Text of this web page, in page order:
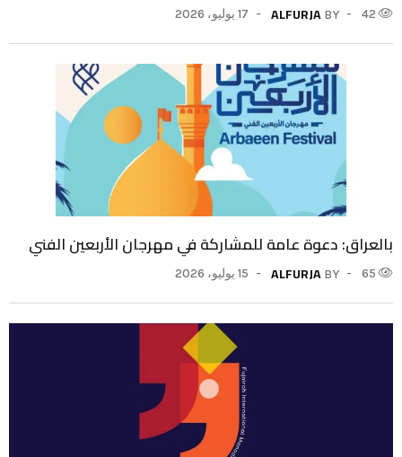
42
BY
ALFURJA 17 يوليو، 2026
بالعراق: دعوة عامة للمشاركة في مهرجان الأربعين الفني
65
BY
ALFURJA 15 يوليو، 2026